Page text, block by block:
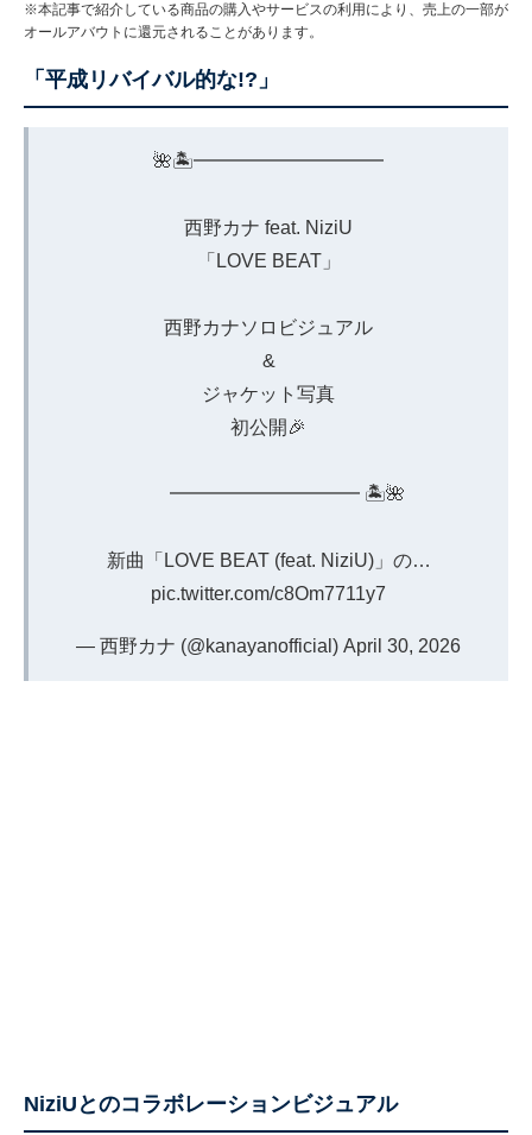
※本記事で紹介している商品の購入やサービスの利用により、売上の一部が
オールアバウトに還元されることがあります。
「平成リバイバル的な!?」
🌺🏝️━━━━━━━━━━
西野カナ feat. NiziU
「LOVE BEAT」
西野カナソロビジュアル
&
ジャケット写真
初公開🎉
━━━━━━━━━━ 🏝️🌺
新曲「LOVE BEAT (feat. NiziU)」の…
pic.twitter.com/c8Om7711y7
— 西野カナ (@kanayanofficial) April 30, 2026
NiziUとのコラボレーションビジュアル